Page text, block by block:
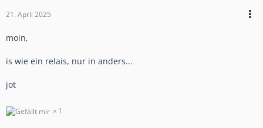
21. April 2025
moin,
is wie ein relais, nur in anders...
jot
1